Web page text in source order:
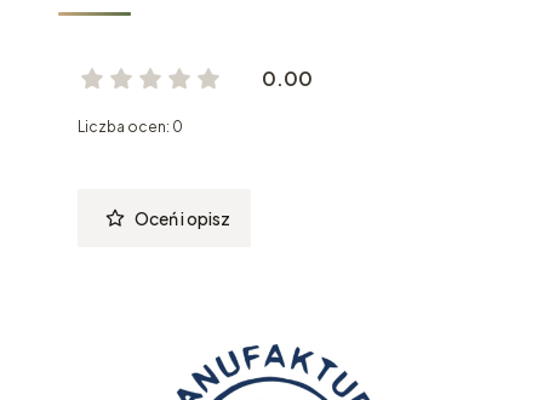
0.00
Liczba ocen: 0
Oceń i opisz